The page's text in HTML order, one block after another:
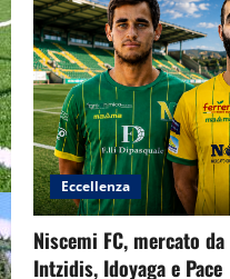
Eccellenza
Niscemi FC, mercato
Intzidis, Idoyaga e Pace